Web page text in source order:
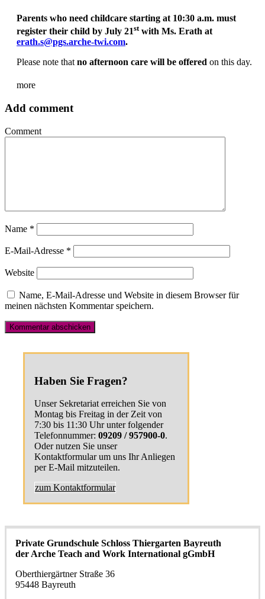
Parents who need childcare starting at 10:30 a.m. must
register their child by July 21st with Ms. Erath at
erath.s@pgs.arche-twi.com.
Please note thatno afternoon care will be offered on this day.
more
Add comment
Comment
Name *
E-Mail-Adresse *
Website
Name, E-Mail-Adresse und Website in diesem Browser für
meinen nächsten Kommentar speichern.
Haben Sie Fragen?
Unser Sekretariat erreichen Sie von
Montag bis Freitag in der Zeit von
7:30 bis 11:30 Uhr unter folgender
Telefonnummer: 09209 / 957900-0.
Oder nutzen Sie unser
Kontaktformular um uns Ihr Anliegen
per E-Mail mitzuteilen.
zum Kontaktformular
Private Grundschule Schloss Thiergarten Bayreuth
der Arche Teach and Work International gGmbH
Oberthiergärtner Straße 36
95448 Bayreuth